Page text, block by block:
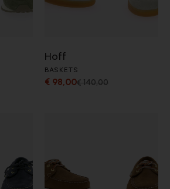
Hoff
BASKETS
€ 98,00€ 140,00